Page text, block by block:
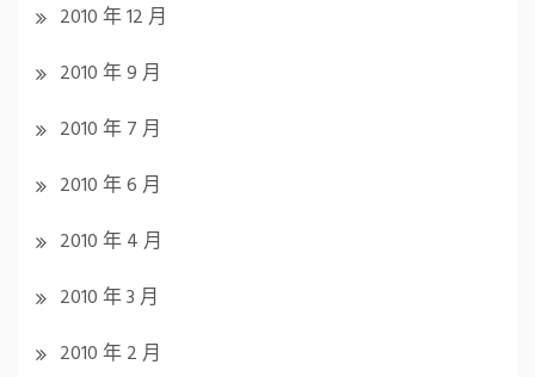
2010 年 12 月
2010 年 9 月
2010 年 7 月
2010 年 6 月
2010 年 4 月
2010 年 3 月
2010 年 2 月